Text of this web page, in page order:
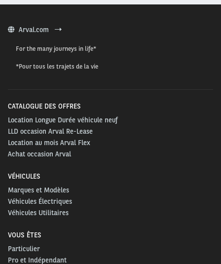
Arval.com
For the many journeys in life*
*Pour tous les trajets de la vie
CATALOGUE DES OFFRES
Location Longue Durée véhicule neuf
LLD occasion Arval Re-Lease
Location au mois Arval Flex
Achat occasion Arval
VÉHICULES
Marques et Modèles
Véhicules Électriques
Véhicules Utilitaires
VOUS ÊTES
Particulier
Pro et Indépendant